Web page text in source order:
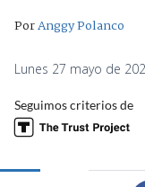
PorAnggy Polanco
Lunes 27 mayo de
Seguimos criterios de